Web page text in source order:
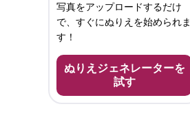
写真をアップロードするだけ
で、すぐにぬりえを始められま
す！
ぬりえジェネレーターを
試す